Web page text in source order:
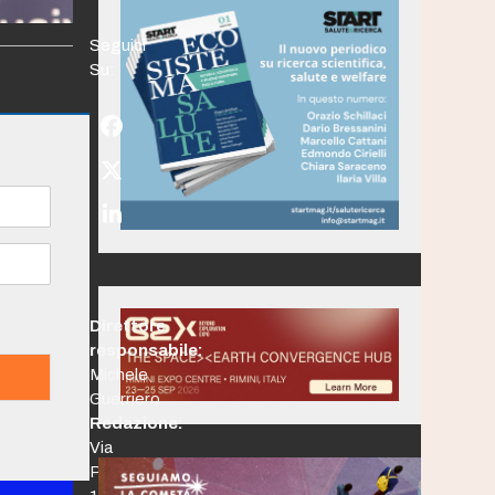
Seguici
Su:
Facebook
Twitter
(deprecated)
LinkedIn
Direttore
responsabile:
Michele
Guerriero
Redazione:
Via
Po,